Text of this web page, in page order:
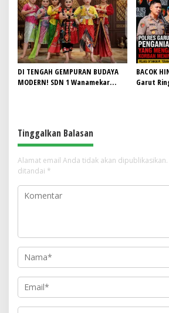
Lagi Mampu Tampung Jamaah,
Penjualan Seragam Ikut Jadi
Sorotan
HUT RI
DI TENGAH GEMPURAN BUDAYA
MODERN! SDN 1 Wanamekar
BACOK
Garut
Tinggalkan Balasan
Alamat email Anda tidak akan dipublikasikan.
ditandai *